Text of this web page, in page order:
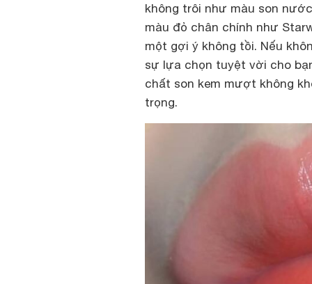
không trôi như màu son
màu đỏ chân chính như
một gợi ý không tồi. Nếu
sự lựa chọn tuyệt vời cho
chất son kem mượt không
trọng.